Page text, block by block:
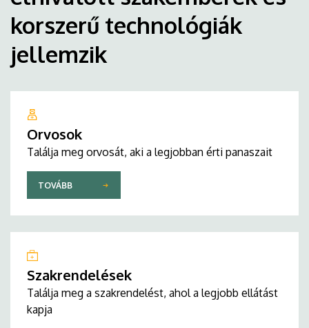
korszerű technológiák
jellemzik
Orvosok
Találja meg orvosát, aki a legjobban érti panaszait
TOVÁBB
Szakrendelések
Találja meg a szakrendelést, ahol a legjobb ellátást
kapja